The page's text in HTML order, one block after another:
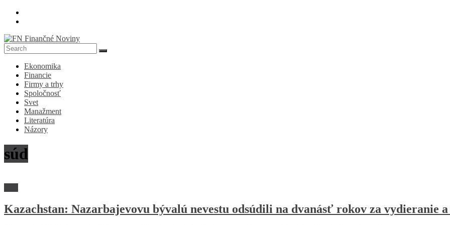
Skip
FN
Finančné
Noviny
Denník
ekonomike
spoločnosti
Ekonomika
Financie
Firmy a trhy
Spoločnosť
Svet
Manažment
Literatúra
Názory
súd
Kazachstan: Nazarbajevovu bývalú nevestu odsúdili na dvanásť rokov za vydieranie